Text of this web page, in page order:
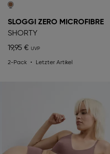
SLOGGI ZERO MICROFIBRE
SHORTY
19,95 €
2-Pack Letzter Artikel